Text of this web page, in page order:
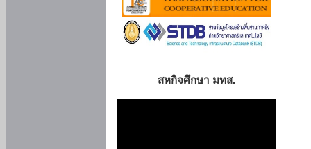
สหกิจศึกษา มทส.